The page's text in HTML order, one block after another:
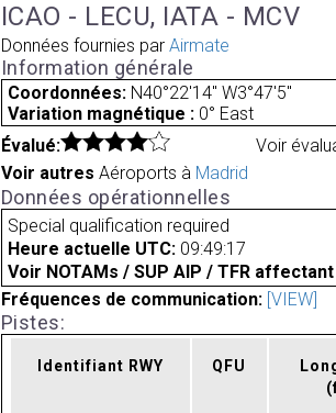
ICAO - LECU, IATA - MCV
Données fournies par Airmate
Information générale
Coordonnées: N40°22'14" W3°47'5"
Variation magnétique : 0° East
Évalué:
Voir
Voir autres Aéroports à Madrid
Données opérationnelles
Special qualification required
Heure actuelle UTC: 09:49:17
Voir NOTAMs / SUP AIP / TFR
Fréquences de communication: [VIEW]
Pistes:
Identifiant RWY QFU